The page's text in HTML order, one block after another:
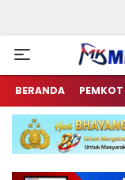
Berita
BERANDA